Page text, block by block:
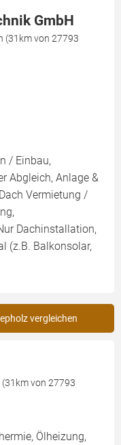
GmbH
(31km von 27793
/ Einbau,
Abgleich, Anlage &
Vermietung /
Dachinstallation,
(z.B. Balkonsolar,
vergleichen
von 27793
Ölheizung,